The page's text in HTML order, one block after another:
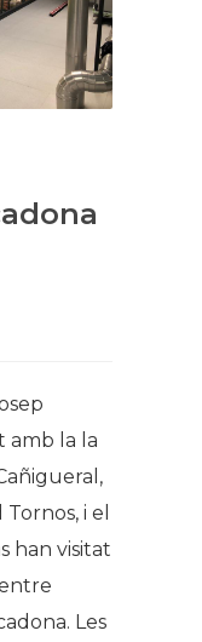
amb la la
i el
han visitat
Les